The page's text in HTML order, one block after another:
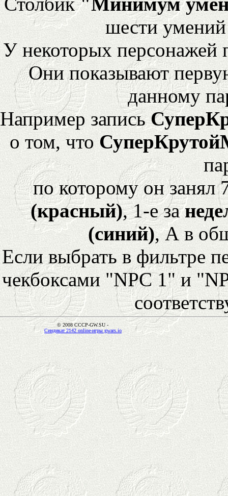
шести
У некоторых персонажей
Они показывают
данному
Например запись
о том, что
по которому он
(красный), 1-е за
(синий), А в
Если выбрать в фильтре
чекбоксами "NPC 1" и
© 2008 CCCP-GW.SU -
Синдикат 2142 online-игры gwars.io